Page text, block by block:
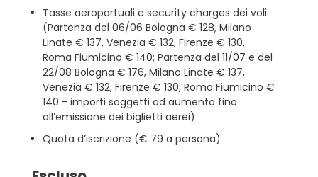
Tasse aeroportuali e security charges dei voli
(Partenza del 06/06 Bologna € 128, Milano
Linate € 137, Venezia € 132, Firenze € 130,
Roma Fiumicino € 140; Partenza del 11/07 e del
22/08 Bologna € 176, Milano Linate € 137,
Venezia € 132, Firenze € 130, Roma Fiumicino €
140 - importi soggetti ad aumento fino
all’emissione dei biglietti aerei)
Quota d’iscrizione (€ 79 a persona)